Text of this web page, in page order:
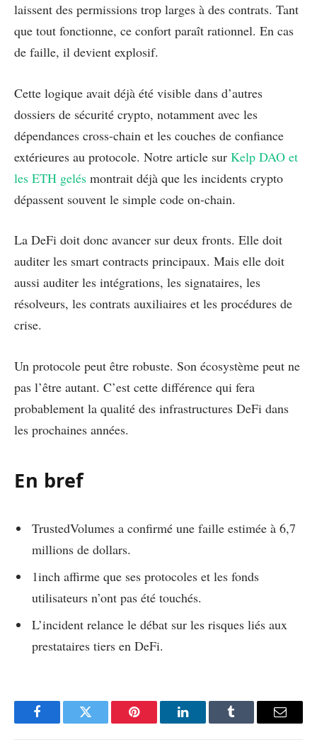
laissent des permissions trop larges à des contrats. Tant
que tout fonctionne, ce confort paraît rationnel. En cas
de faille, il devient explosif.
Cette logique avait déjà été visible dans d’autres
dossiers de sécurité crypto, notamment avec les
dépendances cross-chain et les couches de confiance
extérieures au protocole. Notre article sur Kelp DAO et
les ETH gelés montrait déjà que les incidents crypto
dépassent souvent le simple code on-chain.
La DeFi doit donc avancer sur deux fronts. Elle doit
auditer les smart contracts principaux. Mais elle doit
aussi auditer les intégrations, les signataires, les
résolveurs, les contrats auxiliaires et les procédures de
crise.
Un protocole peut être robuste. Son écosystème peut ne
pas l’être autant. C’est cette différence qui fera
probablement la qualité des infrastructures DeFi dans
les prochaines années.
En bref
TrustedVolumes a confirmé une faille estimée à 6,7
millions de dollars.
1inch affirme que ses protocoles et les fonds
utilisateurs n’ont pas été touchés.
L’incident relance le débat sur les risques liés aux
prestataires tiers en DeFi.
FacebookTwitter Pinterest LinkedInTumblr Email